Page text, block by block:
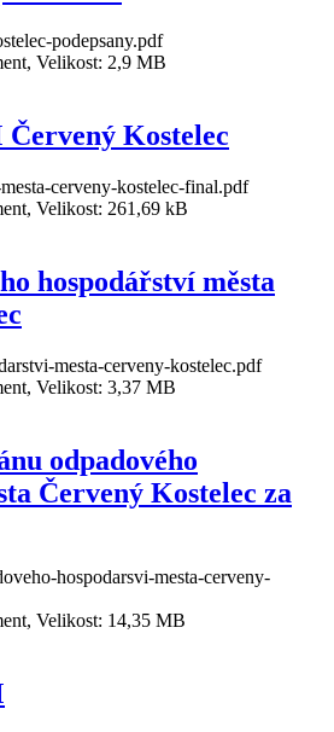
podepsany.pdf
Velikost: 2,9 MB
Kostelec
cerveny-kostelec-final.pdf
Velikost: 261,69 kB
hospodářství města
mesta-cerveny-kostelec.pdf
Velikost: 3,37 MB
odpadového
Červený Kostelec za
hospodarsvi-mesta-cerveny-
Velikost: 14,35 MB